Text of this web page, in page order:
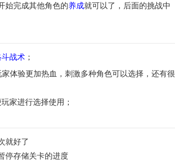
始完成其他角色的养成就可以了，后面的挑战中
斗战术 ；
家体验更加热血，刺激多种角色可以选择，还有很
家进行选择使用；
就好了
停存储关卡的进度